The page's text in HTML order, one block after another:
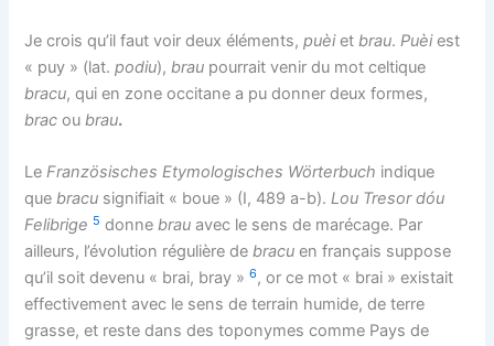
Je crois qu’il faut voir deux éléments,puèietbrau.Puèiest
« puy » (lat.podiu),brau pourrait venir du mot celtique
bracu, qui en zone occitane a pu donner deux formes,
bracoubrau.
LeFranzösisches Etymologisches Wörterbuch indique
quebracu signifiait « boue » (I, 489 a-b).Lou Tresor dóu
Felibrige 5 donnebrauavec le sens de marécage. Par
ailleurs, l’évolution régulière debracu en français suppose
qu’il soit devenu « brai, bray »6, or ce mot « brai » existait
effectivement avec le sens de terrain humide, de terre
grasse, et reste dans des toponymes comme Pays de